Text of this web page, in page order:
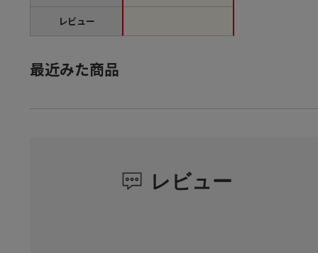
レビュー
最近みた商品
レビュー